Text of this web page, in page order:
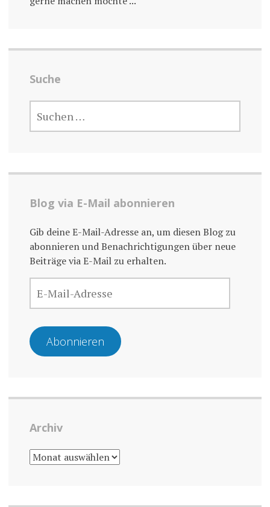
Suche
NACH:
Blog via E-Mail abonnieren
Gib deine E-Mail-Adresse an, um diesen Blog zu
abonnieren und Benachrichtigungen über neue
Beiträge via E-Mail zu erhalten.
MAIL-
ADRESSE
Abonnieren
Archiv
ARCHIV